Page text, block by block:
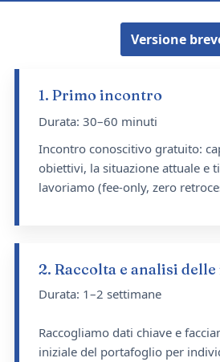
Versione
1. Primo incontro
Durata: 30–60 minuti
Incontro conoscitivo gratuito:
obiettivi, la situazione attuale e
lavoriamo (fee-only, zero
2. Raccolta e analisi
Durata: 1–2 settimane
Raccogliamo dati chiave e
iniziale del portafoglio per